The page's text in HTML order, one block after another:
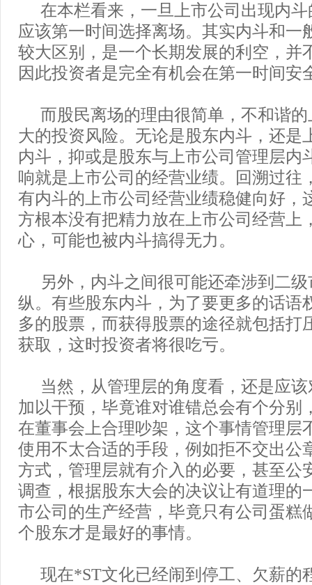
在本栏看来，一旦上市公司出现内
应该第一时间选择离场。其实内斗和一
较大区别，是一个长期发展的利空，并
因此投资者是完全有机会在第一时间安
而股民离场的理由很简单，不和谐
大的投资风险。无论是股东内斗，还是
内斗，抑或是股东与上市公司管理层内
响就是上市公司的经营业绩。回溯过往
有内斗的上市公司经营业绩稳健向好，
方根本没有把精力放在上市公司经营上
心，可能也被内斗搞得无力。
另外，内斗之间很可能还牵涉到二
纵。有些股东内斗，为了要更多的话语
多的股票，而获得股票的途径就包括打
获取，这时投资者将很吃亏。
当然，从管理层的角度看，还是应
加以干预，毕竟谁对谁错总会有个分别
在董事会上合理吵架，这个事情管理层
使用不太合适的手段，例如拒不交出公
方式，管理层就有介入的必要，甚至公
调查，根据股东大会的决议让有道理的
市公司的生产经营，毕竟只有公司蛋糕
个股东才是最好的事情。
现在*ST文化已经闹到停工、欠薪的